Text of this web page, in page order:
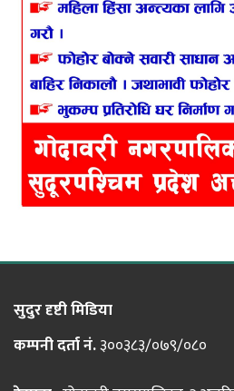
सुदुर दृष्टी मिडिया
कम्पनी दर्ता नं.३००३८३/०७९/०८०